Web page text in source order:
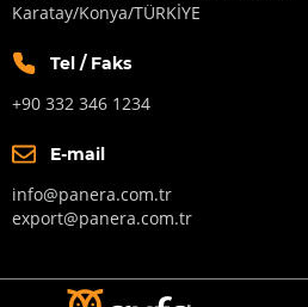
Karatay/Konya/TÜRKİYE
Tel / Faks
+90 332 346 1234
E-mail
info@panera.com.tr
export@panera.com.tr